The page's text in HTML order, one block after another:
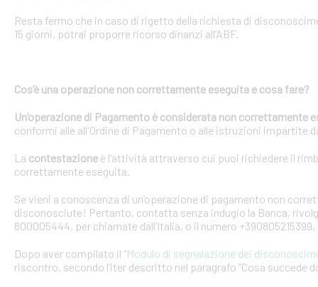
Resta fermo che in caso di rigetto della richiesta di
15 giorni, potrai proporre ricorso dinanzi all’ABF.
Cos’è una operazione non correttamente eseguita e cosa fare?
Un’operazione di Pagamento è considerata non correttamente
conformi alle all'Ordine di Pagamento o alle istruzioni impartite
La contestazione è l’attività attraverso cui puoi richiedere il
correttamente eseguita.
Se vieni a conoscenza di un’operazione di pagamento non
disconosciute! Pertanto, contatta senza indugio la Banca,
800005444, per chiamate dall’Italia, o il numero
Dopo aver compilato il “Modulo di segnalazione dei
riscontro, secondo l’iter descritto nel paragrafo “Cosa succede